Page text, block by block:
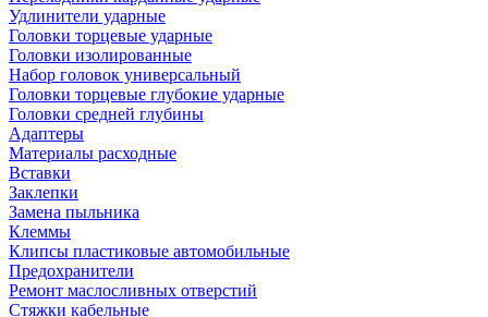
Удлинители ударные
Головки торцевые ударные
Головки изолированные
Набор головок универсальный
Головки торцевые глубокие ударные
Головки средней глубины
Адаптеры
Материалы расходные
Вставки
Заклепки
Замена пыльника
Клеммы
Клипсы пластиковые автомобильные
Предохранители
Ремонт маслосливных отверстий
Стяжки кабельные